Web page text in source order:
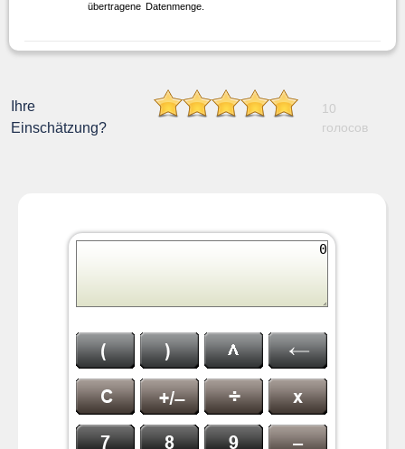
übertragene Datenmenge.
Ihre
Einschätzung?
10
голосов